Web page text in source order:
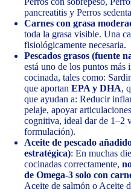
pancreatitis y Perros
Carnes con grasa
toda la grasa visible. Una
fisiológicamente necesaria.
Pescados grasos (fuente
está uno de los puntos más
cocinada, tales como:
que aportan EPA y DHA,
que ayudan a: Reducir
pelaje, apoyar
cognitiva, ideal dar de 1–2
formulación).
Aceite de pescado
estratégica): En muchas
cocinadas correctamente,
de Omega-3 solo con
Aceite de salmón o Aceite